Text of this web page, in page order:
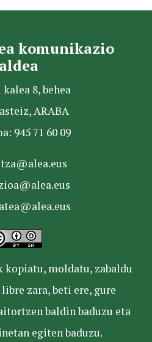
komunikazio
8, behea
ARABA
945 71 60 09
kopiatu, moldatu, zabaldu
zara, beti ere, gure
baldin baduzu eta
egiten baduzu.